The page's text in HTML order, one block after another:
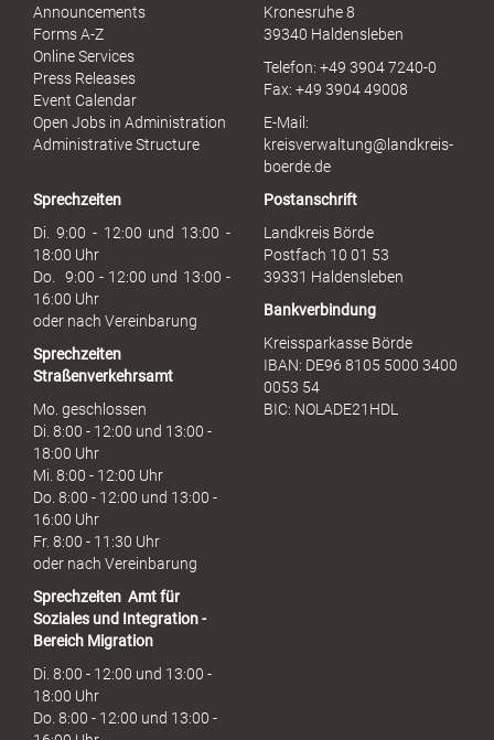
u
h
Announcements
Forms A-Z
Online Services
Press Releases
Event Calendar
Open Jobs in Administration
Administrative Structure
Kronesruhe 8
39340 Haldensleben
Telefon: +49 3904 7240-0
Fax: +49 3904 49008
E-Mail:
kreisverwaltung@landkreis-
boerde.de
Sprechzeiten
Di. 9:00 - 12:00 und 13:00 -
18:00 Uhr
Do. 9:00 - 12:00 und 13:00 -
16:00 Uhr
oder nach Vereinbarung
Sprechzeiten
Straßenverkehrsamt
Mo. geschlossen
Di. 8:00 - 12:00 und 13:00 -
18:00 Uhr
Mi. 8:00 - 12:00 Uhr
Do. 8:00 - 12:00 und 13:00 -
16:00 Uhr
Fr. 8:00 - 11:30 Uhr
oder nach Vereinbarung
Sprechzeiten Amt für
Soziales und Integration -
Bereich Migration
Di. 8:00 - 12:00 und 13:00 -
18:00 Uhr
Do. 8:00 - 12:00 und 13:00 -
Postanschrift
Landkreis Börde
Postfach 10 01 53
39331 Haldensleben
Bankverbindung
Kreissparkasse Börde
IBAN: DE96 8105 5000 3400
0053 54
BIC: NOLADE21HDL